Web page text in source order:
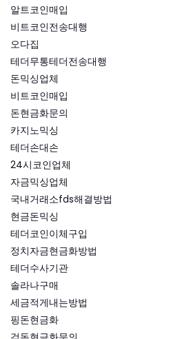
알트코인매입
비트코인전송대행
오다집
테더무통테더전송대행
돈믹싱업체
비트코인매입
돈현금화문의
카지노믹싱
테더손대손
24시코인업체
자금믹싱업체
국내거래소fds해결방법
현금돈믹싱
테더코인이체구입
정치자금현금화방법
테더수사기관
솔라나구매
세금적게내는방법
핑돈현금화